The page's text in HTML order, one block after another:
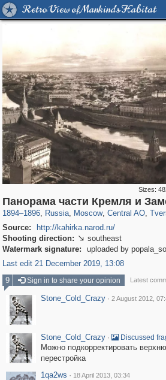
Retro View of Mankind's Habitat
Sizes:
Панорама части Кремля и
1894–1896, Russia
1,406,852 29,243
, Moscow
319,861 8,286
, Central AO
160,009 5,916
,
53,052
Source:
http://kahirka.narod.ru/
Shooting direction:  southeast
Watermark signature:
uploaded by
Last edit 21 December 2019, 13:08
9
Sign in to share your opinion Latest
Stone_Cold_Crazy · 2 August 2012,
Stone_Cold_Crazy · Discussed
Можно подкорректировать
перестройка
1qa2ws · 18 April 2013, 03:34